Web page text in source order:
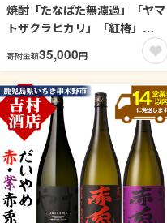
焼酎「たなばた無濾過」「ヤマ
トザクラヒカリ」「紅椿」
(1800ml×各3本) 鹿児島 鹿児島
特産 酒 焼酎 芋焼酎 飲み比べ
セット 1.8L 一升瓶 【林酒店】
【99-023-37】
寄附金額35,000円